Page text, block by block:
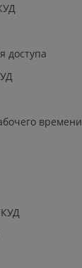
доступа
времени